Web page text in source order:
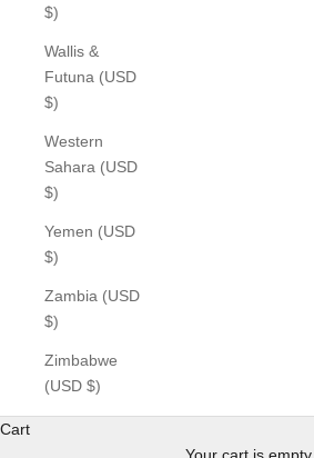
$)
Wallis &
Futuna (USD
$)
Western
Sahara (USD
$)
Yemen (USD
$)
Zambia (USD
$)
Zimbabwe
(USD $)
Cart
Your cart is empty